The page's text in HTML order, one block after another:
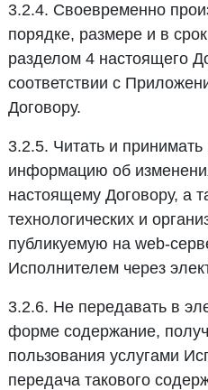
3.2.4. Своевременно
порядке, размере и в
разделом 4 настоящего
соответствии с
Договору.
3.2.5. Читать и
информацию об
настоящему Договору, а
технологических и
публикуемую на web-
Исполнителем через
3.2.6. Не передавать в
форме содержание,
пользования услугами
передача такового